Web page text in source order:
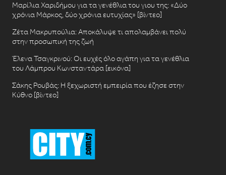
Μαρίλια Χαριδήμου για τα γενέθλια του γιου της: «Δύο
χρόνια Μάρκος, δύο χρόνια ευτυχίας» [βίντεο]
Ζέτα Μακρυπούλια: Αποκάλυψε τι απολαμβάνει πολύ
στην προσωπική της ζωή
Έλενα Τσαγκρινού: Οι ευχές όλο αγάπη για τα γενέθλια
του Λάμπρου Κωνσταντάρα [εικόνα]
Σάκης Ρουβάς: Η ξεχωριστή εμπειρία που έζησε στην
Κύθνο [βίντεο]